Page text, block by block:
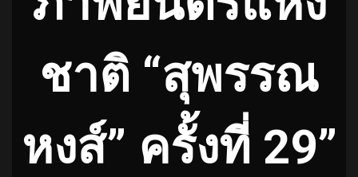
ชาติ “สุพรรณ
หงส์” ครั้งที่ 29”